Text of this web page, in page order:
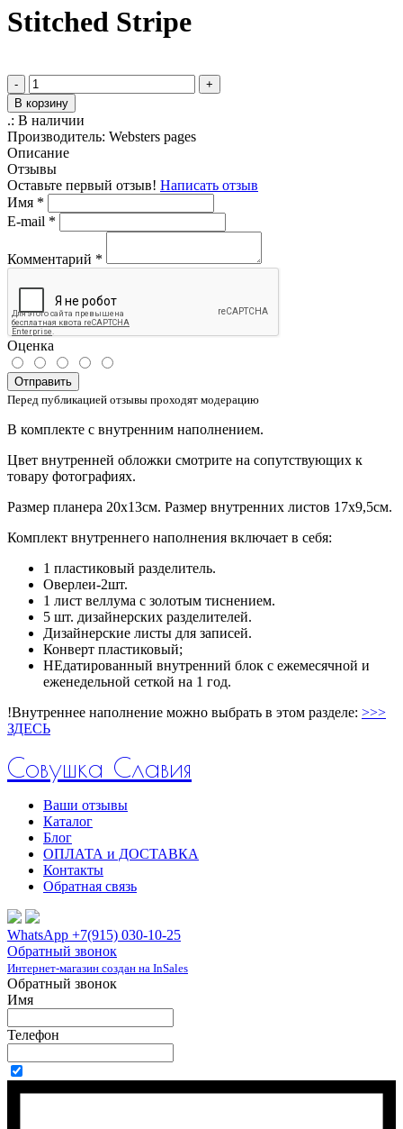
Stitched Stripe
-
+
В корзину
.: В наличии
Производитель: Websters pages
Описание
Отзывы
Оставьте первый отзыв! Написать отзыв
Имя *
E-mail *
Комментарий *
Оценка
Отправить
Перед публикацией отзывы проходят модерацию
В комплекте с внутренним наполнением.
Цвет внутренней обложки смотрите на сопутствующих к
товару фотографиях.
Размер планера 20х13см. Размер внутренних листов 17х9,5см.
Комплект внутреннего наполнения включает в себя:
1 пластиковый разделитель.
Оверлеи-2шт.
1 лист веллума с золотым тиснением.
5 шт. дизайнерских разделителей.
Дизайнерские листы для записей.
Конверт пластиковый;
НЕдатированный внутренний блок с ежемесячной и
еженедельной сеткой на 1 год.
!Внутреннее наполнение можно выбрать в этом разделе: >>>
ЗДЕСЬ
Совушка Славия
Ваши отзывы
Каталог
Блог
ОПЛАТА и ДОСТАВКА
Контакты
Обратная связь
WhatsApp +7(915) 030-10-25
Обратный звонок
Интернет-магазин создан на InSales
Обратный звонок
Имя
Телефон